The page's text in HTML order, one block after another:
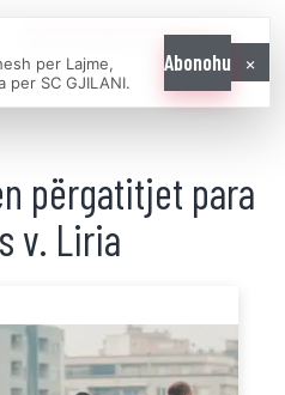
ONE
përgatitjet para
v. Liria
per Lajme,
per SC GJILANI.
Abonohu ×